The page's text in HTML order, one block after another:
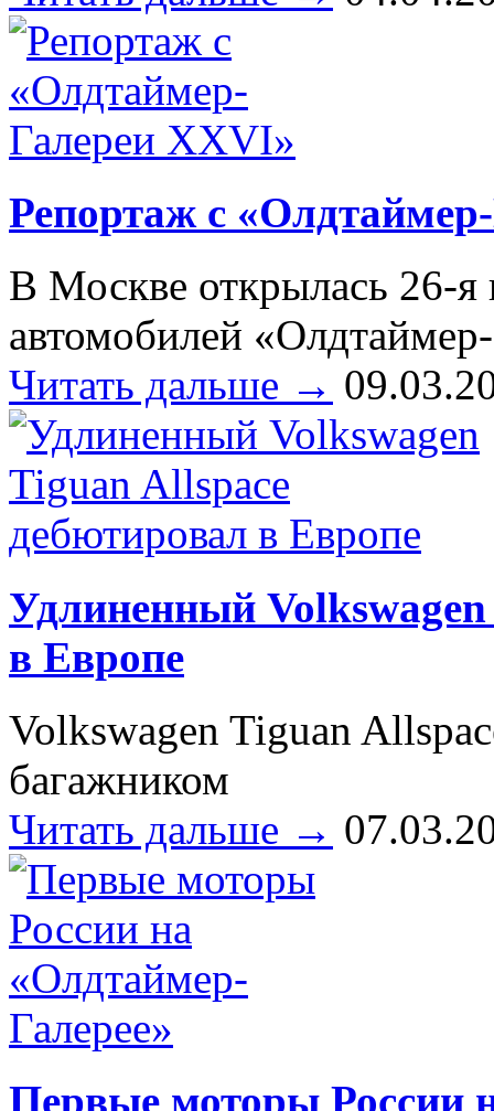
Репортаж с
В Москве открылась 26-я
автомобилей
Читать дальше →
Удлиненный
в Европе
Volkswagen Tiguan
багажником
Читать дальше →
Первые моторы России